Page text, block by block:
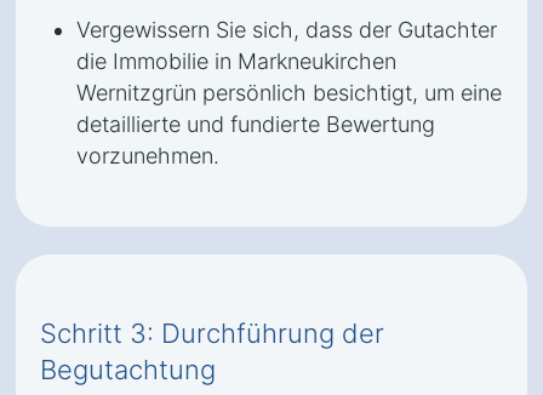
Vergewissern Sie sich, dass der Gutachter
die Immobilie in Markneukirchen
Wernitzgrün persönlich besichtigt, um eine
detaillierte und fundierte Bewertung
vorzunehmen.
Schritt 3: Durchführung der
Begutachtung